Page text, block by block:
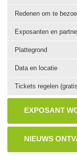
Redenen om te
Exposanten en
Plattegrond
Data en locatie
Tickets regelen
EXPOSANT
NIEUWS